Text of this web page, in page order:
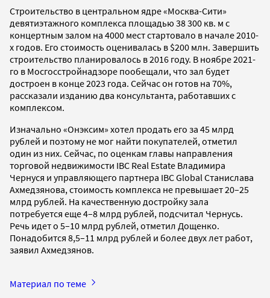
Строительство в центральном ядре «Москва-Cити»
девятиэтажного комплекса площадью 38 300 кв. м с
концертным залом на 4000 мест стартовало в начале 2010-
х годов. Его стоимость оценивалась в $200 млн. Завершить
строительство планировалось в 2016 году. В ноябре 2021-
го в Мосгосстройнадзоре пообещали, что зал будет
достроен в конце 2023 года. Сейчас он готов на 70%,
рассказали изданию два консультанта, работавших с
комплексом.
Изначально «Онэксим» хотел продать его за 45 млрд
рублей и поэтому не мог найти покупателей, отметил
один из них. Сейчас, по оценкам главы направления
торговой недвижимости IBC Real Estate Владимира
Чернуся и управляющего партнера IBC Global Станислава
Ахмедзянова, стоимость комплекса не превышает 20–25
млрд рублей. На качественную достройку зала
потребуется еще 4–8 млрд рублей, подсчитал Чернусь.
Речь идет о 5–10 млрд рублей, отметил Дощенко.
Понадобится 8,5–11 млрд рублей и более двух лет работ,
заявил Ахмедзянов.
Материал по теме